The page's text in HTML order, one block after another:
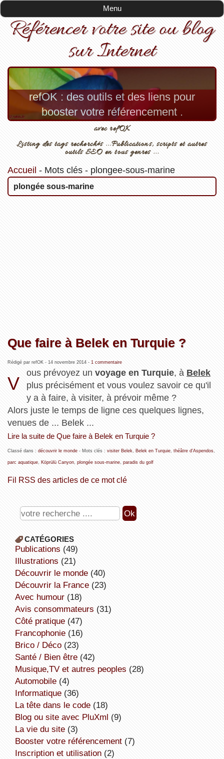
Menu
Référencer votre site ou blog
sur Internet
refOK : des outils et des liens pour
booster votre référencement .
avec refOK
Listing des tags recherchés ...Publications, scripts et autres
outils SEO en tous genres ...
Accueil - Mots clés- plongee-sous-marine
plongée sous-marine
Que faire à Belek en Turquie ?
Rédigé par refOK - 14 novembre 2014- 1 commentaire
V
ous prévoyez unvoyage en Turquie, à Belek
plus précisément et vous voulez savoir ce qu'il
y a à faire, à visiter, à prévoir même ?
Alors juste le temps de ligne ces quelques lignes,
venues de ... Belek ...
Lire la suite de Que faire à Belek en Turquie ?
Classé dans : découvrir le monde- Mots clés : visiter Belek Belek en Turquie, théâtre d'Aspendos,
parc aquatique, Köprülü Canyon, plongée sous-marine, paradis du golf
Fil RSS des articles de ce mot clé
CATÉGORIES
publications (49)
illustrations (21)
découvrir le monde(40)
découvrir la France(23)
avec humour(18)
avis consommateurs (31)
côté pratique(47)
Francophonie(16)
Brico / Déco(23)
Santé / Bien être(42)
Musique,TV et autres peoples (28)
Automobile(4)
informatique(36)
la tête dans le code(18)
Blog ou site avec PluXml (9)
la vie du site(3)
booster votre référencement(7)
inscription et utilisation(2)